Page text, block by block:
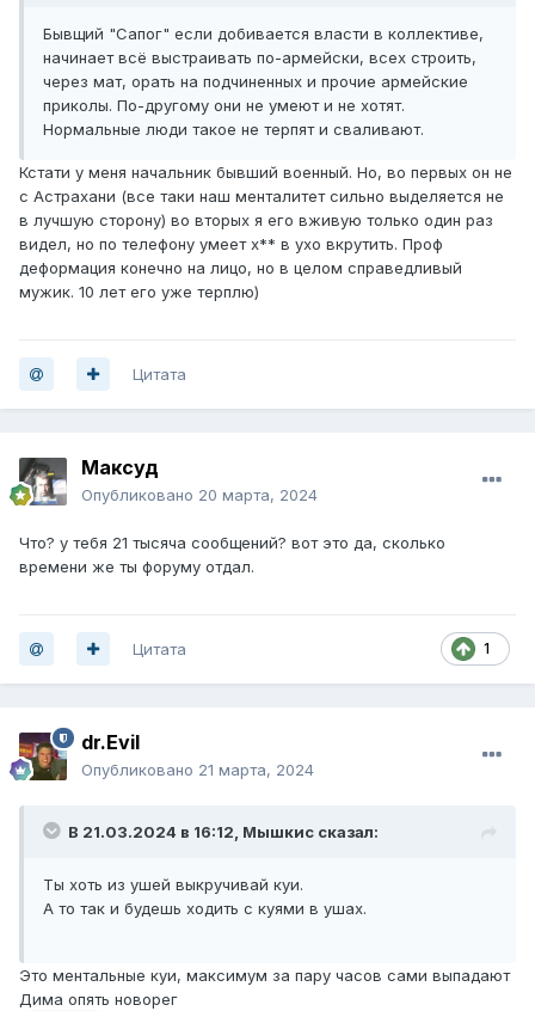
Бывщий "Сапог" если добивается власти в коллективе,
начинает всё выстраивать по-армейски, всех строить,
через мат, орать на подчиненных и прочие армейские
приколы. По-другому они не умеют и не хотят.
Нормальные люди такое не терпят и сваливают.
Кстати у меня начальник бывший военный. Но, во первых он не
с Астрахани (все таки наш менталитет сильно выделяется не
в лучшую сторону) во вторых я его вживую только один раз
видел, но по телефону умеет х** в ухо вкрутить. Проф
деформация конечно на лицо, но в целом справедливый
мужик. 10 лет его уже терплю)
Цитата
Максуд
Опубликовано 20 марта, 2024
Что? у тебя 21 тысяча сообщений? вот это да, сколько
времени же ты форуму отдал.
1
Цитата
dr.Evil
Опубликовано 21 марта, 2024
В 21.03.2024 в 16:12, Мышкис сказал:
Ты хоть из ушей выкручивай куи.
А то так и будешь ходить с куями в ушах.
Это ментальные куи, максимум за пару часов сами выпадают
Дима опять новорег